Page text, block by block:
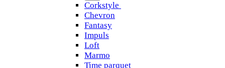
Corkstyle
Chevron
Fantasy
Impuls
Loft
Marmo
Time parquet